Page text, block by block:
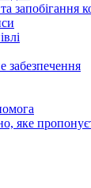
запобігання
забезпечення
яке